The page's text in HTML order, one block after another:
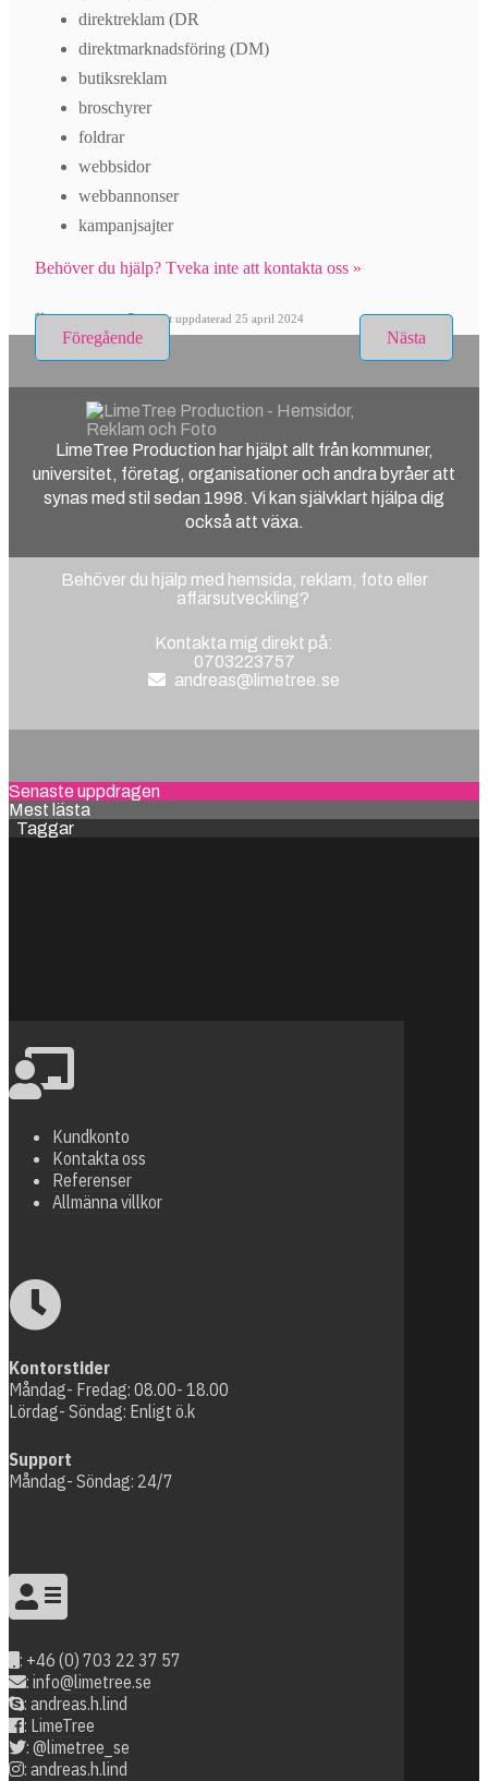
direktreklam (DR
direktmarknadsföring (DM)
butiksreklam
broschyrer
foldrar
webbsidor
webbannonser
kampanjsajter
Behöver du hjälp? Tveka inte att kontakta oss »
10 juli 2014 Senast uppdaterad 25 april 2024
Föregående Nästa
LimeTree Production har hjälpt allt från kommuner,
universitet, företag, organisationer och andra byråer att
synas med stil sedan 1998. Vi kan självklart hjälpa dig
också att växa.
Behöver du hjälp med hemsida, reklam, foto eller
affärsutveckling?
Kontakta mig direkt på:
0703223757
Senaste uppdragen
Mest lästa
Taggar
Kundkonto
Kontakta oss
Referenser
Allmänna villkor
Kontorstider
Måndag- Fredag: 08.00- 18.00
Lördag- Söndag: Enligt ö.k
Support
Måndag- Söndag: 24/7
: +46 (0) 703 22 37 57
:
: andreas.h.lind
: LimeTree
: @limetree_se
: andreas.h.lind